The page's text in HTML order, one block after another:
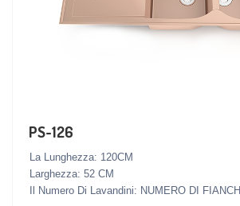
PS-126
La Lunghezza: 120CM
Larghezza: 52 CM
Il Numero Di Lavandini: NUMERO DI FIANCHI